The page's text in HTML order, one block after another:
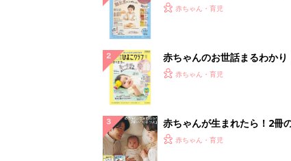
『ひよこクラブ 秋号』 4カ
赤ちゃん・育児
赤ちゃんのお世話まるわかり
てのひよこクラブ 夏号』〈巻
赤ちゃん・育児
赤ちゃんが生まれたら！2冊
ひよ」
赤ちゃん・育児